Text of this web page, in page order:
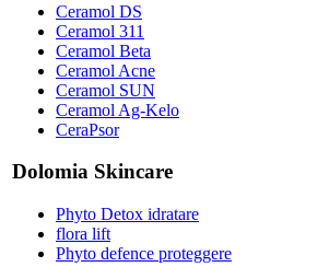
Ceramol DS
Ceramol 311
Ceramol Beta
Ceramol Acne
Ceramol SUN
Ceramol Ag-Kelo
CeraPsor
Dolomia Skincare
Phyto Detox idratare
flora lift
Phyto defence proteggere